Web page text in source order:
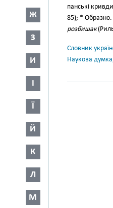
Ж
З
И
І
Ї
Й
К
Л
М
панські
85); * Образно.
розбишак
Словник
Наукова